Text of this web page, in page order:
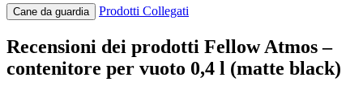
Cane da guardia Prodotti Collegati
Recensioni dei prodotti Fellow Atmos –
contenitore per vuoto 0,4 l (matte black)